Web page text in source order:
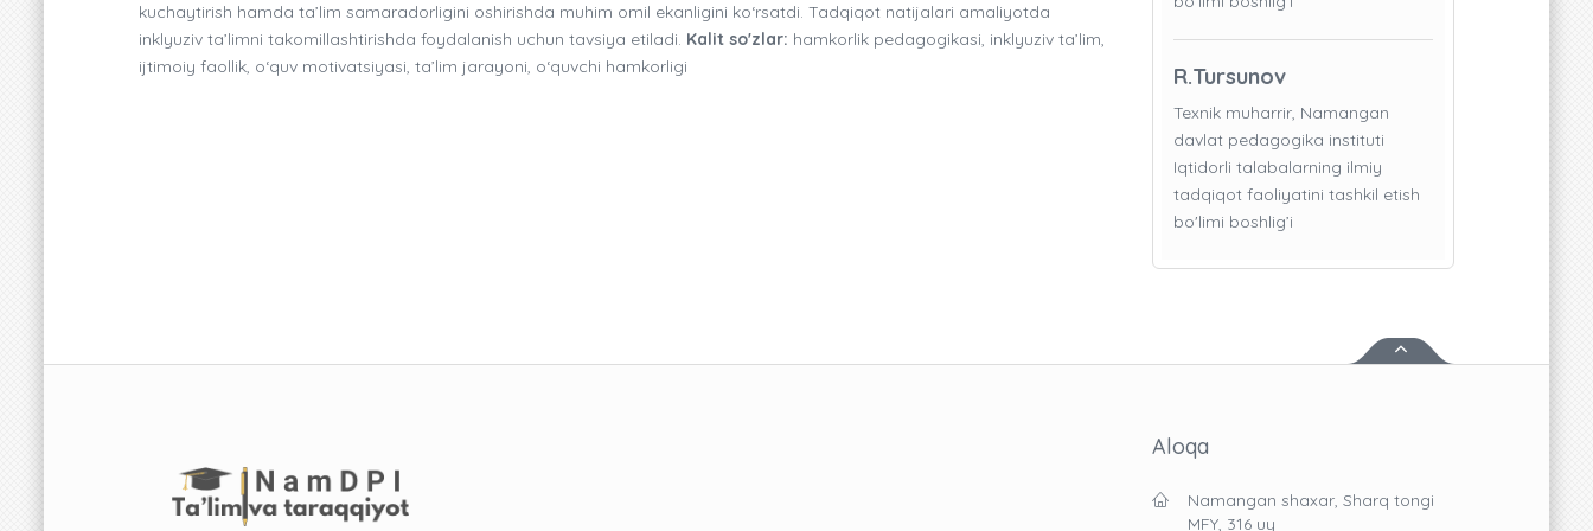
kuchaytirish hamda ta’lim samaradorligini oshirishda muhim omil ekanligini ko‘rsatdi. Tadqiqot natijalari amaliyotda
inklyuziv ta’limni takomillashtirishda foydalanish uchun tavsiya etiladi. Kalit so'zlar: hamkorlik pedagogikasi, inklyuziv ta’lim,
ijtimoiy faollik, o‘quv motivatsiyasi, ta’lim jarayoni, o‘quvchi hamkorligi
R.Tursunov
Texnik muharrir, Namangan
davlat pedagogika instituti
Iqtidorli talabalarning ilmiy
tadqiqot faoliyatini tashkil etish
bo'limi boshlig’i
Aloqa
Namangan shaxar, Sharq tongi
MFY, 316 uy